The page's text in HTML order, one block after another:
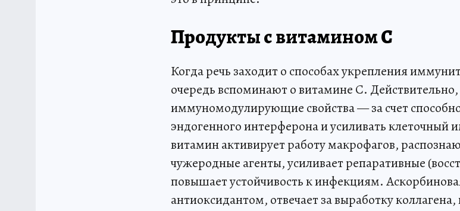
Продукты с витамином C
Когда речь заходит о способах укрепления
очередь вспоминают о витамине C.
иммуномодулирующие свойства — за счет
эндогенного интерферона и усиливать
витамин активирует работу макрофагов,
чужеродные агенты, усиливает репаративные
повышает устойчивость к инфекциям.
антиоксидантом, отвечает за выработку